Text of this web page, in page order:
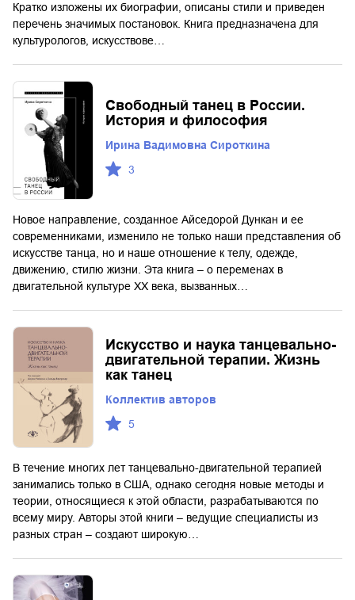
Кратко изложены их биографии, описаны стили и приведен
перечень значимых постановок. Книга предназначена для
культурологов, искусствове…
Свободный танец в России.
История и философия
Ирина Вадимовна Сироткина
3
Новое направление, созданное Айседорой Дункан и ее
современниками, изменило не только наши представления об
искусстве танца, но и наше отношение к телу, одежде,
движению, стилю жизни. Эта книга – о переменах в
двигательной культуре ХХ века, вызванных…
Искусство и наука танцевально-
двигательной терапии. Жизнь
как танец
Коллектив авторов
5
В течение многих лет танцевально-двигательной терапией
занимались только в США, однако сегодня новые методы и
теории, относящиеся к этой области, разрабатываются по
всему миру. Авторы этой книги – ведущие специалисты из
разных стран – создают широкую…